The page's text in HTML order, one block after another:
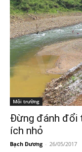
Môi trường
Đừng đánh đổi
ích nhỏ
Bạch Dương - 26/05/2017